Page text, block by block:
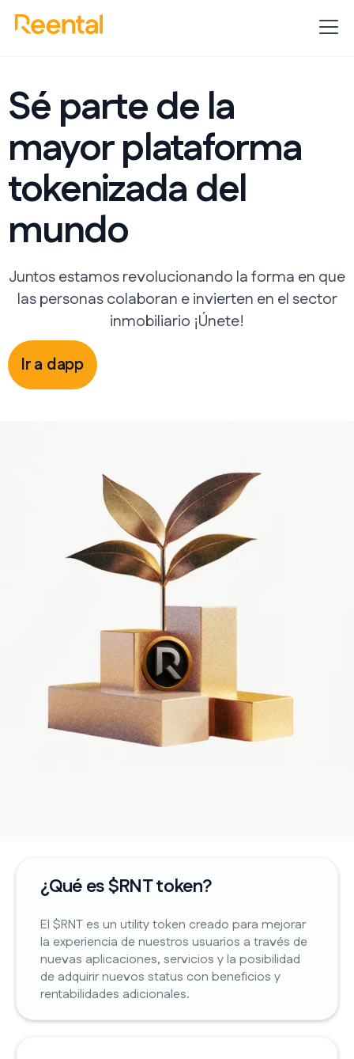
Sé parte de la
mayor plataforma
tokenizada del
mundo
Juntos estamos revolucionando la forma en que
las personas colaboran e invierten en el sector
inmobiliario ¡Únete!
Ir a dapp
¿Qué es $RNT token?
El $RNT es un utility token creado para mejorar
la experiencia de nuestros usuarios a través de
nuevas aplicaciones, servicios y la posibilidad
de adquirir nuevos status con beneficios y
rentabilidades adicionales.